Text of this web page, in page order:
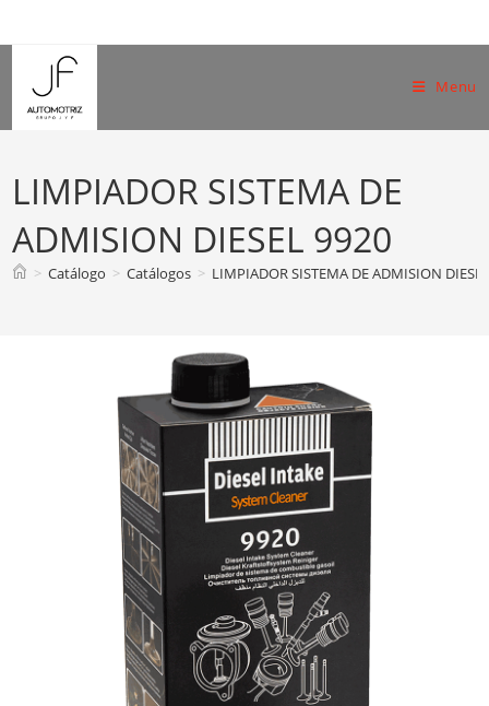
to
content
Menu
LIMPIADOR SISTEMA DE
ADMISION DIESEL 9920
> Catálogo > Catálogos > LIMPIADOR SISTEMA DE ADMISION